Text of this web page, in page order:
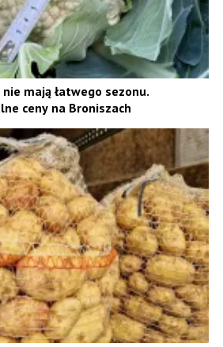
mają łatwego sezonu.
ceny na Broniszach